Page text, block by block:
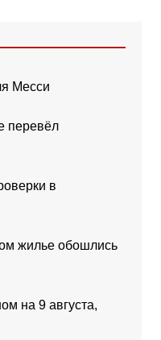
Месси
перевёл
в
жилье обошлись
на 9 августа,